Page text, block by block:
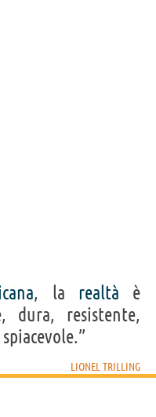
, la realtà è
dura, resistente,
LIONEL TRILLING